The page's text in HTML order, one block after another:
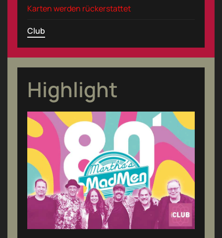
Karten werden rückerstattet
Club
Highlight